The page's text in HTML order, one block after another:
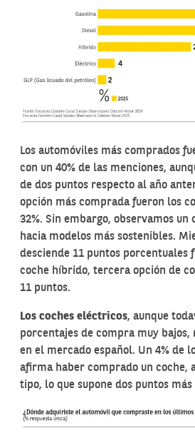
Los automóviles más comprados
con un 40% de las menciones,
de dos puntos respecto al año
opción más comprada fueron los
32%. Sin embargo, observamos un
hacia modelos más sostenibles.
desciende 11 puntos porcentuales
coche híbrido, tercera opción de
11 puntos.
Los coches eléctricos, aunque
porcentajes de compra muy bajos,
en el mercado español. Un 4% de
afirma haber comprado un coche,
tipo, lo que supone dos puntos más